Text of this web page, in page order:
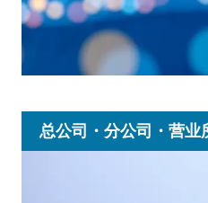
总公司・分公司・营业